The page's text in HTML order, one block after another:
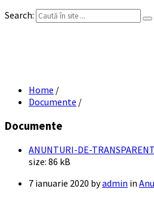
Search:
Home /
Documente /
Documente
ANUNTURI-DE-
size: 86 kB
7 ianuarie 2020 byadmin in